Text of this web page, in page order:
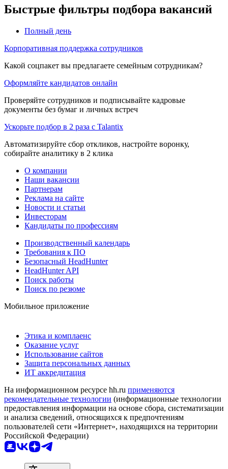
Быстрые фильтры подбора вакансий
Полный день
Корпоративная поддержка сотрудников
Какой соцпакет вы предлагаете семейным сотрудникам?
Оформляйте кандидатов онлайн
Проверяйте сотрудников и подписывайте кадровые
документы без бумаг и личных встреч
Ускорьте подбор в 2 раза с Talantix
Автоматизируйте сбор откликов, настройте воронку,
собирайте аналитику в 2 клика
О компании
Наши вакансии
Партнерам
Реклама на сайте
Новости и статьи
Инвесторам
Кандидаты по профессиям
Производственный календарь
Требования к ПО
Безопасный HeadHunter
HeadHunter API
Поиск работы
Поиск по резюме
Мобильное приложение
Этика и комплаенс
Оказание услуг
Использование сайтов
Защита персональных данных
ИТ аккредитация
На информационном ресурсе hh.ru применяются
рекомендательные технологии (информационные технологии
предоставления информации на основе сбора, систематизации
и анализа сведений, относящихся к предпочтениям
пользователей сети «Интернет», находящихся на территории
Российской Федерации)